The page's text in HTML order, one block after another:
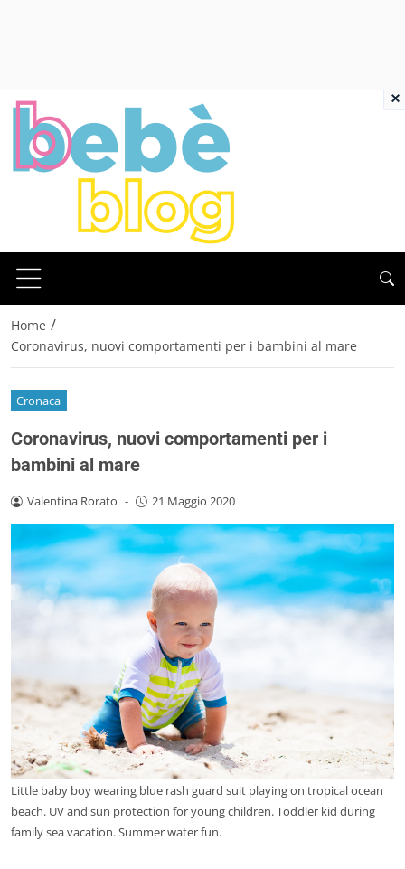
Home /
Coronavirus, nuovi comportamenti per i bambini al mare
Cronaca
Coronavirus, nuovi comportamenti per i
bambini al mare
Valentina Rorato - 21 Maggio 2020
Little baby boy wearing blue rash guard suit playing on tropical ocean
beach. UV and sun protection for young children. Toddler kid during
family sea vacation. Summer water fun.
×